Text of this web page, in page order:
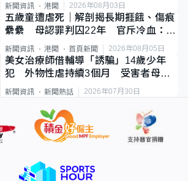
新聞資訊 港聞 2026年08月03日
五歲童遭虐死｜解剖揭長期捱餓、傷痕
纍纍 母認罪判囚22年 官斥冷血：同
類案最惡劣
新聞資訊 港聞 首頁新聞 2026年08月05日
美女治療師借輔導「誘騙」14歲少年
犯 外物性虐持續3個月 受害者母：
要保護其他人
新聞資訊 新聞熱話 2026年07月30日